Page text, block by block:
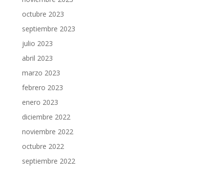
octubre 2023
septiembre 2023
julio 2023
abril 2023
marzo 2023
febrero 2023
enero 2023
diciembre 2022
noviembre 2022
octubre 2022
septiembre 2022